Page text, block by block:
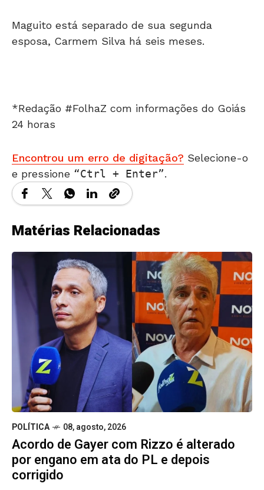
Maguito está separado de sua segunda
esposa, Carmem Silva há seis meses.
*Redação #FolhaZ com informações do Goiás
24 horas
Encontrou um erro de digitação? Selecione-o
e pressione
Ctrl + Enter .
Matérias Relacionadas
POLÍTICA 08, agosto, 2026
Acordo de Gayer com Rizzo é alterado
por engano em ata do PL e depois
corrigido